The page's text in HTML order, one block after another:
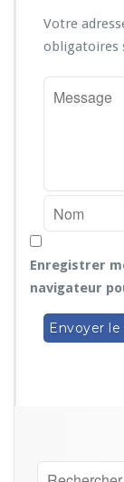
Votre
obligatoires
Enregistrer
navigateur